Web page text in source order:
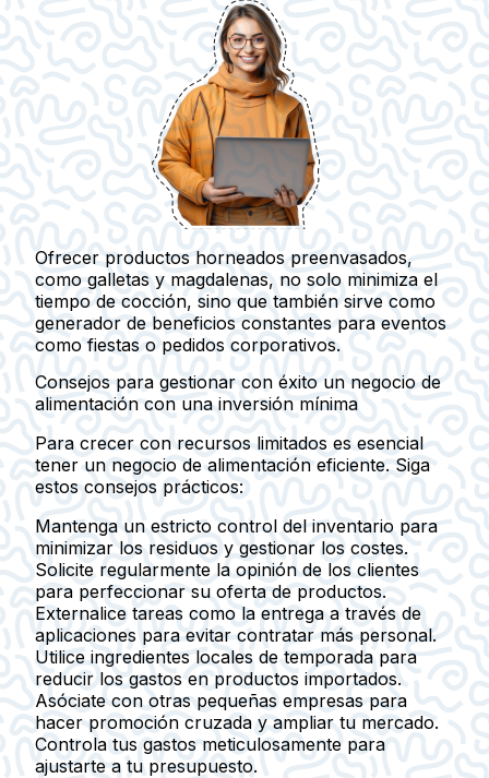
Ofrecer productos horneados preenvasados,
como galletas y magdalenas, no solo minimiza el
tiempo de cocción, sino que también sirve como
generador de beneficios constantes para eventos
como fiestas o pedidos corporativos.
Consejos para gestionar con éxito un negocio de
alimentación con una inversión mínima
Para crecer con recursos limitados es esencial
tener un negocio de alimentación eficiente. Siga
estos consejos prácticos:
Mantenga un estricto control del inventario para
minimizar los residuos y gestionar los costes.
Solicite regularmente la opinión de los clientes
para perfeccionar su oferta de productos.
Externalice tareas como la entrega a través de
aplicaciones para evitar contratar más personal.
Utilice ingredientes locales de temporada para
reducir los gastos en productos importados.
Asóciate con otras pequeñas empresas para
hacer promoción cruzada y ampliar tu mercado.
Controla tus gastos meticulosamente para
ajustarte a tu presupuesto.